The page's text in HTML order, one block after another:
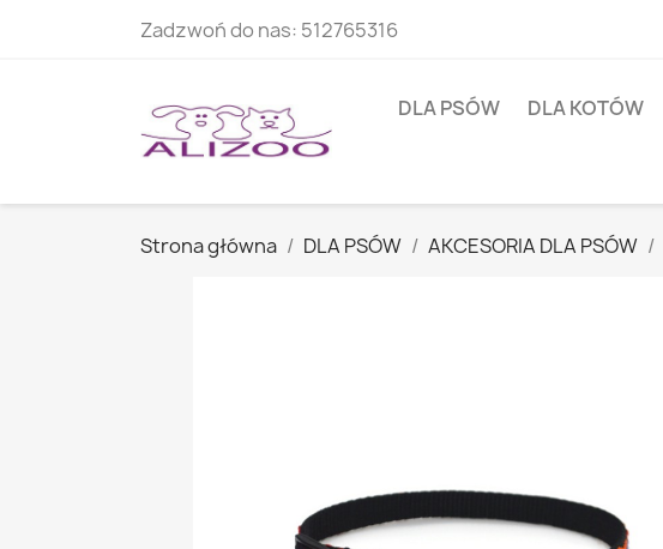
Zadzwoń do nas: 512765316
DLA PSÓW DLA KOTÓW
Strona główna DLA PSÓW AKCESORIA DLA PSÓW